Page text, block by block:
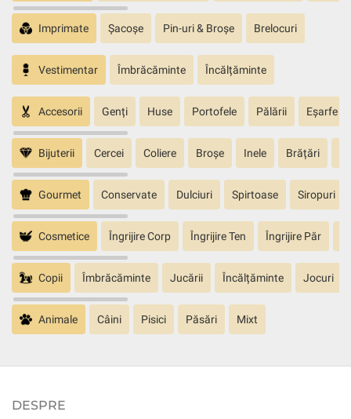
Imprimate Șacoșe Pin-uri & Broșe Brelocuri
Vestimentar Îmbrăcăminte Încălțăminte
Accesorii Genți Huse Portofele Pălării Eșarfe
Bijuterii Cercei Coliere Broșe Inele Brățări
Gourmet Conservate Dulciuri Spirtoase Siropuri
Cosmetice Îngrijire Corp Îngrijire Ten Îngrijire Păr
Copii Îmbrăcăminte Jucării Încălțăminte Jocuri
Animale Câini Pisici Păsări Mixt
DESPRE